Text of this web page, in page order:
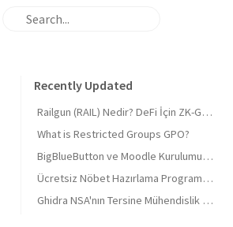
Recently Updated
Railgun (RAIL) Nedir? DeFi İçin ZK-Gizliliği ve 'Masumiyet Kanıtı'
What is Restricted Groups GPO?
BigBlueButton ve Moodle Kurulumu 2026 Derinlemesine 🎓 BigBlueButton and Moodle Installation 2026 In-depth 🎓
Ücretsiz Nöbet Hazırlama Programı, Tüm sektörlere uygun (Mazeretli)
Ghidra NSA'nın Tersine Mühendislik Araç Seti